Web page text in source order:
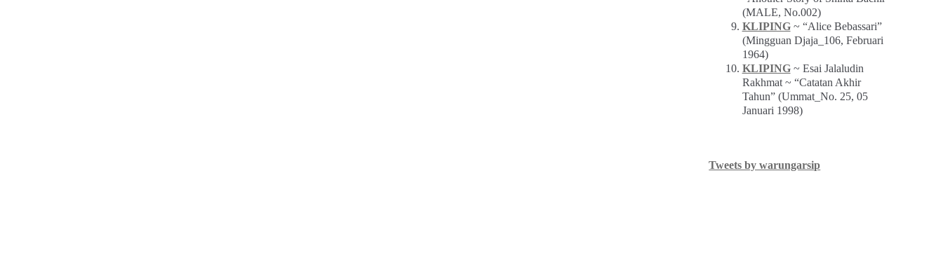
(MALE, No.002)
KLIPING~ “Alice Bebassari”
(Mingguan Djaja_106, Februari
1964)
KLIPING~ Esai Jalaludin
Rakhmat ~ “Catatan Akhir
Tahun” (Ummat_No. 25, 05
Januari 1998)
Tweets by warungarsip